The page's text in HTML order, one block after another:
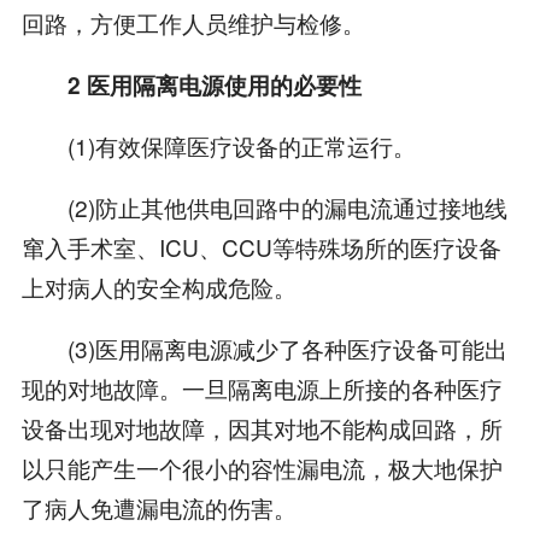
回路，方便工作人员维护与检修。
2 医用隔离电源使用的必要性
(1)有效保障医疗设备的正常运行。
(2)防止其他供电回路中的漏电流通过接地线
窜入手术室、ICU、CCU等特殊场所的医疗设备
上对病人的安全构成危险。
(3)医用隔离电源减少了各种医疗设备可能出
现的对地故障。一旦隔离电源上所接的各种医疗
设备出现对地故障，因其对地不能构成回路，所
以只能产生一个很小的容性漏电流，极大地保护
了病人免遭漏电流的伤害。